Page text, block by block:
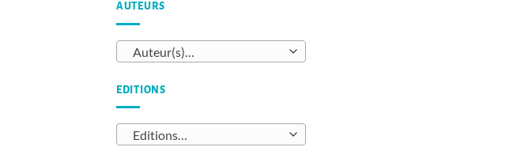
AUTEURS
Auteur(s)…
EDITIONS
Editions…